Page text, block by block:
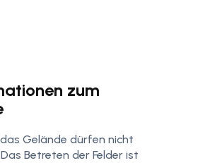
zum
Gelände dürfen nicht
Betreten der Felder ist